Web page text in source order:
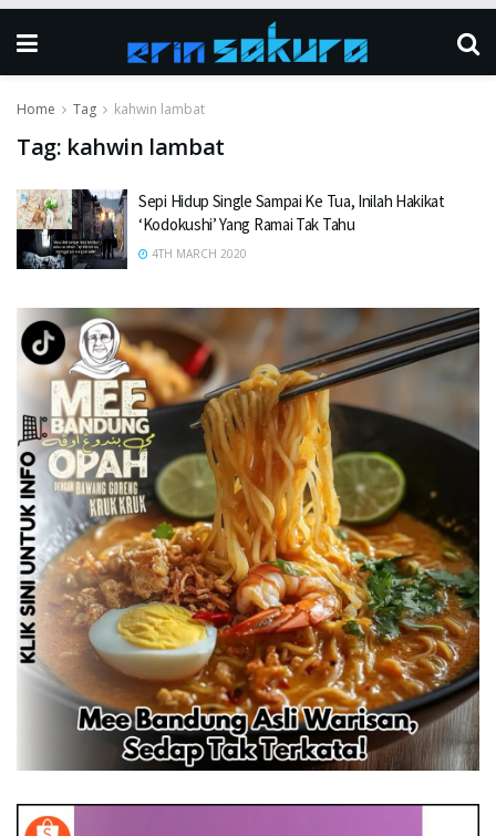
Home Tag kahwin lambat
Tag: kahwin lambat
Sepi Hidup Single Sampai Ke Tua, Inilah Hakikat
‘Kodokushi’ Yang Ramai Tak Tahu
4TH MARCH 2020